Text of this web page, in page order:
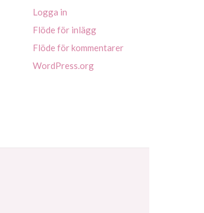
Logga in
Flöde för inlägg
Flöde för kommentarer
WordPress.org